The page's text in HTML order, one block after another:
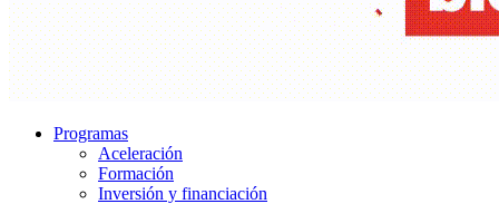
Programas
Aceleración
Formación
Inversión y financiación